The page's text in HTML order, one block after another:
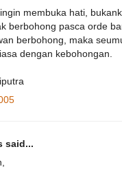
membuka hati,
berbohong pasca orde
berbohong, maka
dengan kebohongan.
said...